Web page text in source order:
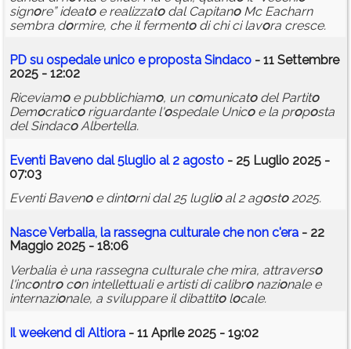
signore” ideatoe realizzatodal CapitanoMc Eacharn
sembra dormire, che il fermentodi chi ci lavora cresce.
PD su ospedale unico e proposta Sindaco - 11 Settembre
2025 - 12:02
Riceviamoe pubblichiamo, un comunicatodel Partito
Democraticoriguardante l'ospedale Unicoe la proposta
del SindacoAlbertella.
Eventi Baveno dal 5luglio al 2 agosto - 25 Luglio 2025 -
07:03
Eventi Bavenoe dintorni dal 25 luglioal 2 agosto2025.
Nasce Verbalia, la rassegna culturale che non c'era - 22
Maggio 2025 - 18:06
Verbalia è una rassegna culturale che mira, attraverso
l'incontrocon intellettuali e artisti di calibronazionale e
internazionale, a sviluppare il dibattitolocale.
Il weekend di Altiora - 11 Aprile 2025 - 19:02